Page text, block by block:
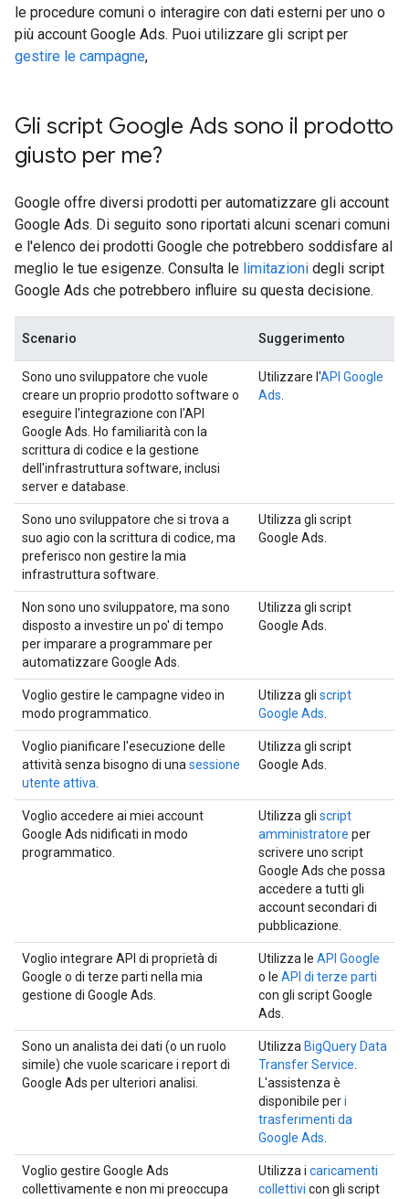
le procedure comuni o interagire con dati esterni per uno o
più account Google Ads. Puoi utilizzare gli script per
gestire le campagne,
Gli script Google Ads sono il prodotto
giusto per me?
Google offre diversi prodotti per automatizzare gli account
Google Ads. Di seguito sono riportati alcuni scenari comuni
e l'elenco dei prodotti Google che potrebbero soddisfare al
meglio le tue esigenze. Consulta le limitazioni degli script
Google Ads che potrebbero influire su questa decisione.
Scenario Suggerimento
Sono uno sviluppatore che vuole
creare un proprio prodotto software o
eseguire l'integrazione con l'API
Google Ads. Ho familiarità con la
scrittura di codice e la gestione
dell'infrastruttura software, inclusi
server e database.
Utilizzare l'API Google
Ads
Sono uno sviluppatore che si trova a
suo agio con la scrittura di codice, ma
preferisco non gestire la mia
infrastruttura software.
Utilizza gli script
Google Ads.
Non sono uno sviluppatore, ma sono
disposto a investire un po' di tempo
per imparare a programmare per
automatizzare Google Ads.
Utilizza gli script
Google Ads.
Voglio gestire le campagne video in
modo programmatico.
Utilizza gli script
Google Ads
Voglio pianificare l'esecuzione delle
attività senza bisogno di una sessione
utente attiva
Utilizza gli script
Google Ads.
Voglio accedere ai miei account
Google Ads nidificati in modo
programmatico.
Utilizza gli script
amministratore per
scrivere uno script
Google Ads che possa
accedere a tutti gli
account secondari di
pubblicazione.
Voglio integrare API di proprietà di
Google o di terze parti nella mia
gestione di Google Ads.
Utilizza le API Google
o le API di terze parti
con gli script Google
Ads.
Sono un analista dei dati (o un ruolo
simile) che vuole scaricare i report di
Google Ads per ulteriori analisi.
Utilizza BigQuery Data
Transfer Service
L'assistenza è
disponibile peri
trasferimenti da
Google Ads
Voglio gestire Google Ads
collettivamente e non mi preoccupa
Utilizza i caricamenti
collettivi con gli script